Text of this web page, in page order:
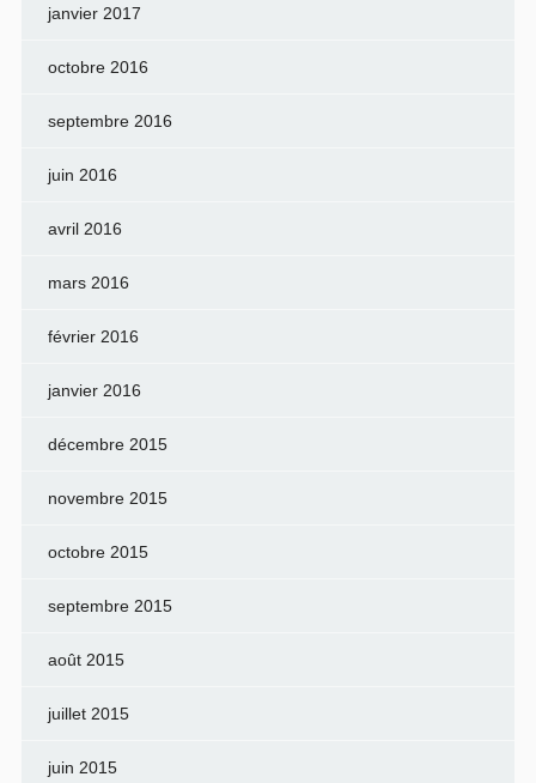
janvier 2017
octobre 2016
septembre 2016
juin 2016
avril 2016
mars 2016
février 2016
janvier 2016
décembre 2015
novembre 2015
octobre 2015
septembre 2015
août 2015
juillet 2015
juin 2015